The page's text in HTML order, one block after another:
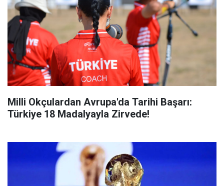
Milli Okçulardan Avrupa'da Tarihi Başarı:
Türkiye 18 Madalyayla Zirvede!